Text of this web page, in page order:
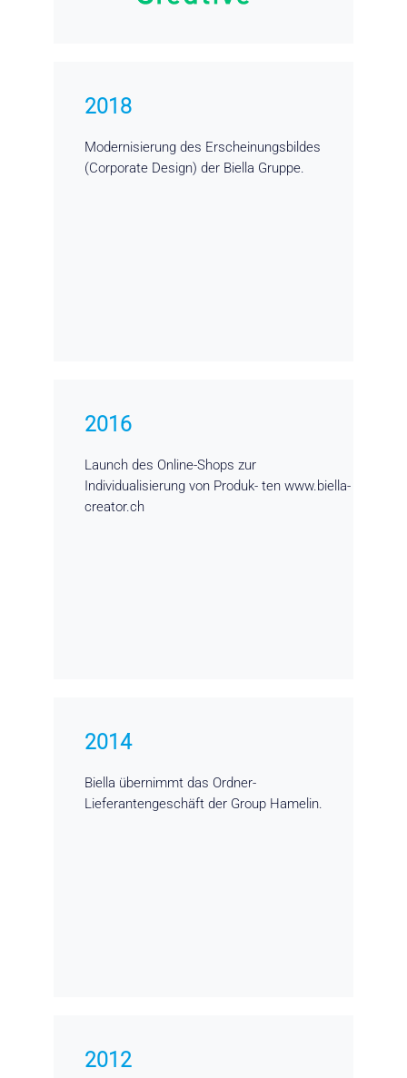
2018
Modernisierung des Erscheinungsbildes
(Corporate Design) der Biella Gruppe.
2016
Launch des Online-Shops zur
Individualisierung von Produk- ten www.biella-
creator.ch
2014
Biella übernimmt das Ordner-
Lieferantengeschäft der Group Hamelin.
2012